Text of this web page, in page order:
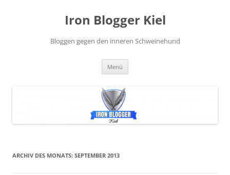
Iron Blogger Kiel
Bloggen gegen den inneren Schweinehund
Menü
ARCHIV DES MONATS: SEPTEMBER 2013